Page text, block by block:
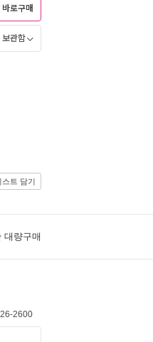
바로구매
보관함
스트 담기
대량구매
2600